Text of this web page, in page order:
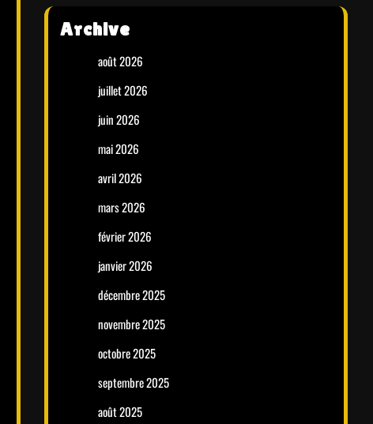
Archive
août 2026
juillet 2026
juin 2026
mai 2026
avril 2026
mars 2026
février 2026
janvier 2026
décembre 2025
novembre 2025
octobre 2025
septembre 2025
août 2025